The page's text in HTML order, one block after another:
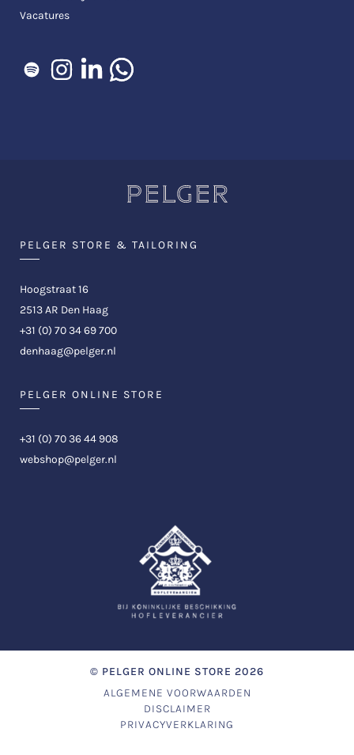
Vacatures
PELGER STORE & TAILORING
Hoogstraat 16
2513 AR Den Haag
+31 (0) 70 34 69 700
denhaag@pelger.nl
PELGER ONLINE STORE
+31 (0) 70 36 44 908
webshop@pelger.nl
© PELGER ONLINE STORE 2026
ALGEMENE VOORWAARDEN
DISCLAIMER
PRIVACYVERKLARING